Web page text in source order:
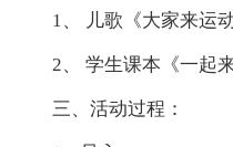
1、 儿歌《大家来运
2、 学生课本《一起
三、活动过程：